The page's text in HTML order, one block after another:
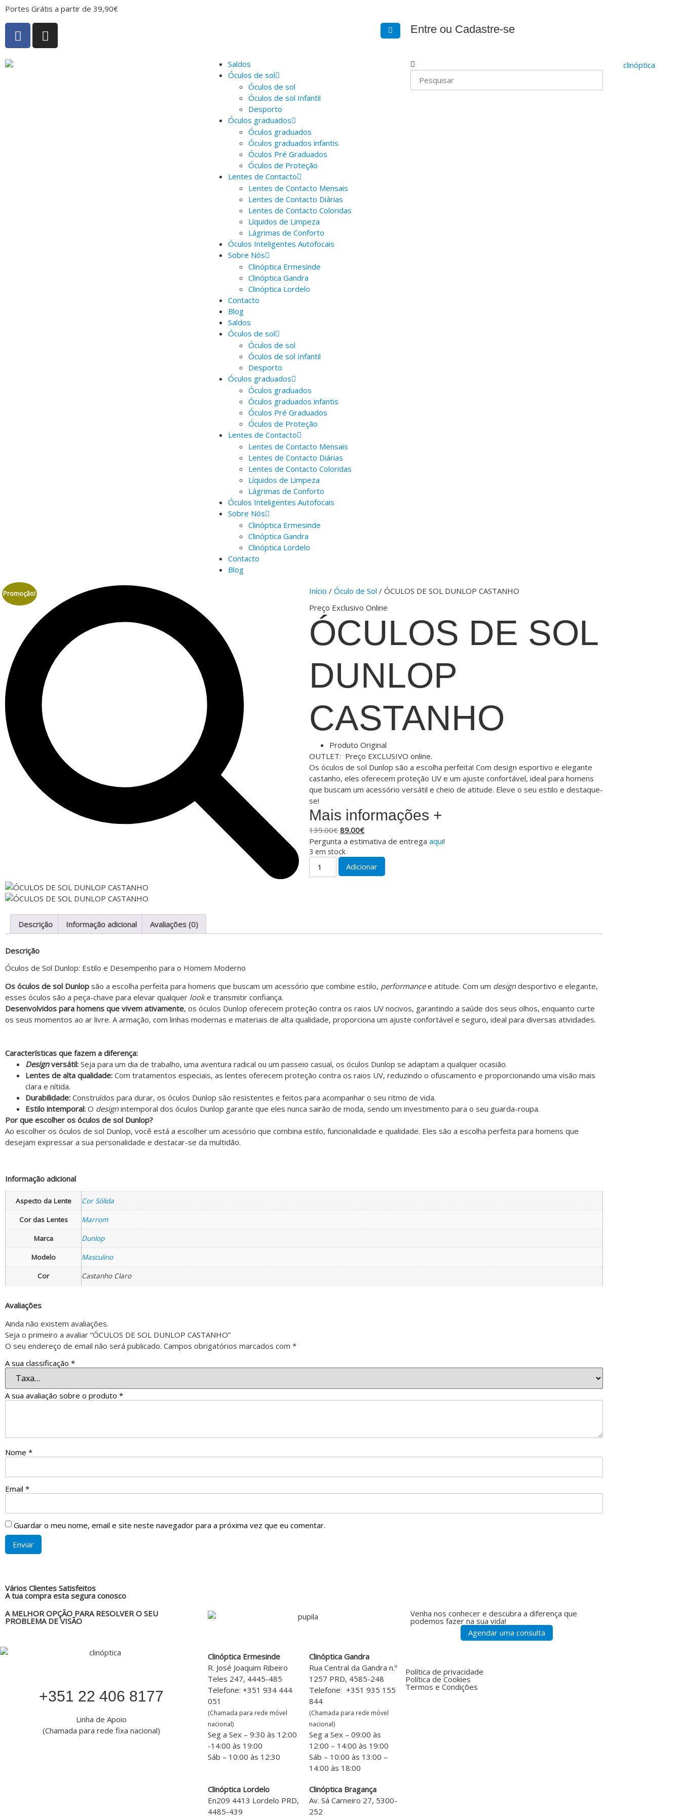
Portes Grátis a partir de 39,90€
Entre ou Cadastre-se
Saldos
Óculos de sol
Óculos de sol
Óculos de sol Infantil
Desporto
Óculos graduados
Óculos graduados
Óculos graduados infantis
Óculos Pré Graduados
Óculos de Proteção
Lentes de Contacto
Lentes de Contacto Mensais
Lentes de Contacto Diárias
Lentes de Contacto Coloridas
Líquidos de Limpeza
Lágrimas de Conforto
Óculos Inteligentes Autofocais
Sobre Nós
Clinóptica Ermesinde
Clinóptica Gandra
Clinóptica Lordelo
Contacto
Blog
Saldos
Óculos de sol
Óculos de sol
Óculos de sol Infantil
Desporto
Óculos graduados
Óculos graduados
Óculos graduados infantis
Óculos Pré Graduados
Óculos de Proteção
Lentes de Contacto
Lentes de Contacto Mensais
Lentes de Contacto Diárias
Lentes de Contacto Coloridas
Líquidos de Limpeza
Lágrimas de Conforto
Óculos Inteligentes Autofocais
Sobre Nós
Clinóptica Ermesinde
Clinóptica Gandra
Clinóptica Lordelo
Contacto
Blog
Promoção! Início / Óculo de Sol / ÓCULOS DE SOL DUNLOP CASTANHO
Preço Exclusivo Online
ÓCULOS DE SOL
DUNLOP
CASTANHO
Produto Original
OUTLET: Preço EXCLUSIVO online.
Os óculos de sol Dunlop são a escolha perfeita! Com design esportivo e elegante
castanho, eles oferecem proteção UV e um ajuste confortável, ideal para homens
que buscam um acessório versátil e cheio de atitude. Eleve o seu estilo e destaque-
se!
Mais informações +
139.00€ 89.00€
Pergunta a estimativa de entrega aqui!
3 em stock
Adicionar
Descrição Informação adicional Avaliações (0)
Descrição
Óculos de Sol Dunlop: Estilo e Desempenho para o Homem Moderno
Os óculos de sol Dunlop são a escolha perfeita para homens que buscam um acessório que combine estilo, performancee atitude. Com um designdesportivo e elegante,
esses óculos são a peça-chave para elevar qualquer looke transmitir confiança.
Desenvolvidos para homens que vivem ativamente, os óculos Dunlop oferecem proteção contra os raios UV nocivos, garantindo a saúde dos seus olhos, enquanto curte
os seus momentos ao ar livre. A armação, com linhas modernas e materiais de alta qualidade, proporciona um ajuste confortável e seguro, ideal para diversas atividades.
Características que fazem a diferença:
Designversátil: Seja para um dia de trabalho, uma aventura radical ou um passeio casual, os óculos Dunlop se adaptam a qualquer ocasião.
Lentes de alta qualidade: Com tratamentos especiais, as lentes oferecem proteção contra os raios UV, reduzindo o ofuscamento e proporcionando uma visão mais
clara e nítida.
Durabilidade: Construídos para durar, os óculos Dunlop são resistentes e feitos para acompanhar o seu ritmo de vida.
Estilo intemporal: O designintemporal dos óculos Dunlop garante que eles nunca sairão de moda, sendo um investimento para o seu guarda-roupa.
Por que escolher os óculos de sol Dunlop?
Ao escolher os óculos de sol Dunlop, você está a escolher um acessório que combina estilo, funcionalidade e qualidade. Eles são a escolha perfeita para homens que
desejam expressar a sua personalidade e destacar-se da multidão.
Informação adicional
Aspecto da Lente Cor Sólida
Cor das Lentes Marrom
Marca Dunlop
Modelo Masculino
Cor Castanho Claro
Avaliações
Ainda não existem avaliações.
Seja o primeiro a avaliar “ÓCULOS DE SOL DUNLOP CASTANHO”
O seu endereço de email não será publicado. Campos obrigatórios marcados com *
A sua classificação *
A sua avaliação sobre o produto *
Nome *
Email *
Guardar o meu nome, email e site neste navegador para a próxima vez que eu comentar.
Vários Clientes Satisfeitos
A tua compra esta segura conosco
A MELHOR OPÇÃO PARA RESOLVER O SEU
PROBLEMA DE VISÃO
Venha nos conhecer e descubra a diferença que
podemos fazer na sua vida!
Agendar uma consulta
‎+351 22 406 8177
Linha de Apoio
(Chamada para rede fixa nacional)
Clinóptica Ermesinde
R. José Joaquim Ribeiro
Teles 247, 4445-485
Telefone: +351 934 444
051
(Chamada para rede móvel
nacional)
Seg a Sex – 9:30 às 12:00
-14:00 às 19:00
Sáb – 10:00 às 12:30
Clinóptica Gandra
Rua Central da Gandra n.º
1257 PRD, 4585-248
Telefone: +351 935 155
844
(Chamada para rede móvel
nacional)
Seg a Sex – 09:00 às
12:00 – 14:00 às 19:00
Sáb – 10:00 às 13:00 –
14:00 às 18:00
Clinóptica Lordelo
En209 4413 Lordelo PRD,
4485-439
Clinóptica Bragança
Av. Sá Carneiro 27, 5300-
252
Política de privacidade
Política de Cookies
Termos e Condições